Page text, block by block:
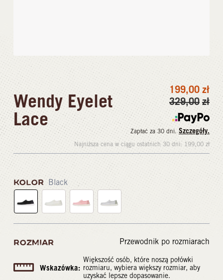
Wendy Eyelet
Lace
199,00 zł
329,00 zł
Zapłać za 30 dni.Szczegóły.
Najniższa cena w ciągu ostatnich 30 dni: 199,00 zł
KOLOR Black
ROZMIAR Przewodnik po rozmiarach
Wskazówka:
Większość osób, które noszą połówki
rozmiaru, wybiera większy rozmiar, aby
uzyskać lepsze dopasowanie.